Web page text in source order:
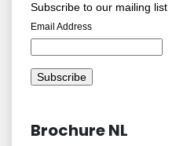
Subscribe to our mailing list
Email Address
Brochure NL